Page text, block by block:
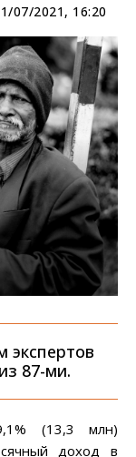
07/2021, 16:20
экспертов
87-ми.
(13,3 млн)
доход в